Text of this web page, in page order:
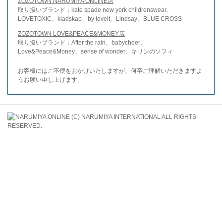
取り扱いブランド：kate spade new york childrenswear、
LOVETOXIC、kladskap、by loveit、Lindsay、BLUE CROSS
ZOZOTOWN LOVE&PEACE&MONEY店
取り扱いブランド：After the rain、babycheer、
Love&Peace&Money、sense of wonder、キリンのソフィ
お客様にはご不便をおかけいたしますが、何卒ご理解いただきますよ
うお願い申し上げます。